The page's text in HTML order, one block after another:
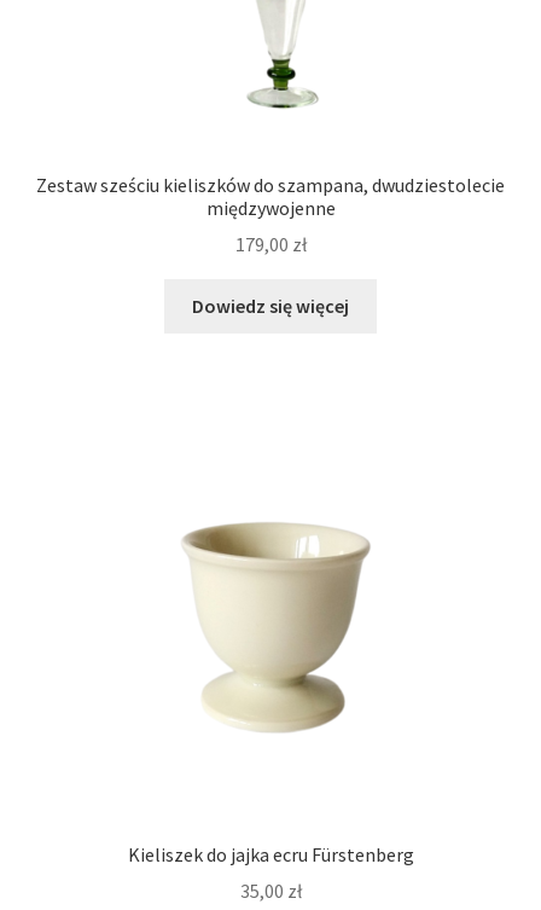
Zestaw sześciu kieliszków do szampana, dwudziestolecie
międzywojenne
179,00 zł
Dowiedz się więcej
Kieliszek do jajka ecru Fürstenberg
35,00 zł